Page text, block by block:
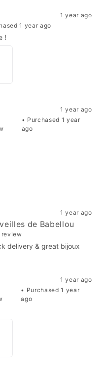
1 year ago
1 year ago
!
1 year ago
• Purchased 1 year
ago
1 year ago
de Babellou
review
delivery & great bijoux
1 year ago
• Purchased 1 year
ago